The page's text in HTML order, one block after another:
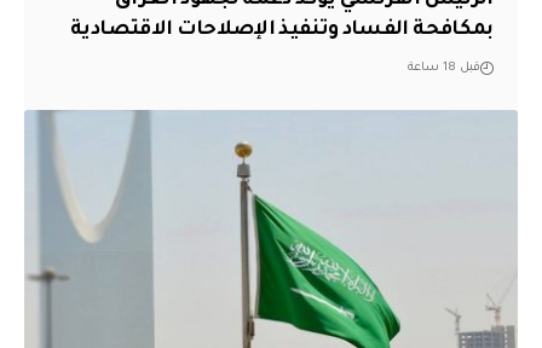
بمكافحة الفساد وتنفيذ الإصلاحات الاقتصادية
قبل 18 ساعة